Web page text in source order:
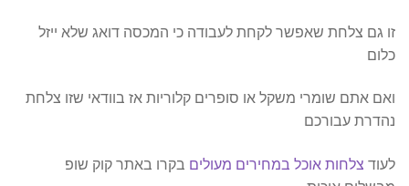
זו גם צלחת שאפשר לקחת לעבודה כי המכסה דואג שלא ייזל
כלום
ואם אתם שומרי משקל או סופרים קלוריות אז בוודאי שזו צלחת
נהדרת עבורכם
לעוד צלחות אוכל במחירים מעולים בקרו באתר קוק שופ